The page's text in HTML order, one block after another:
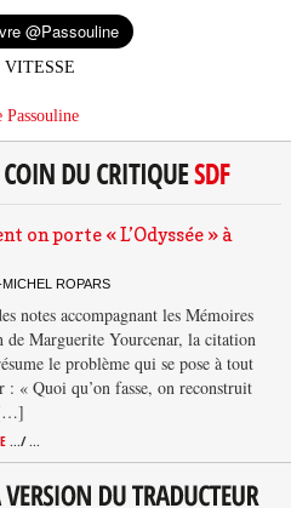
VITESSE
Passouline
on porte « L’Odyssée » à
ROPARS
notes accompagnant les Mémoires
de Marguerite Yourcenar, la citation
le problème qui se pose à tout
: « Quoi qu’on fasse, on reconstruit
.../ ...